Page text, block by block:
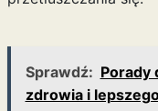
Sprawdź: Porady
zdrowia i